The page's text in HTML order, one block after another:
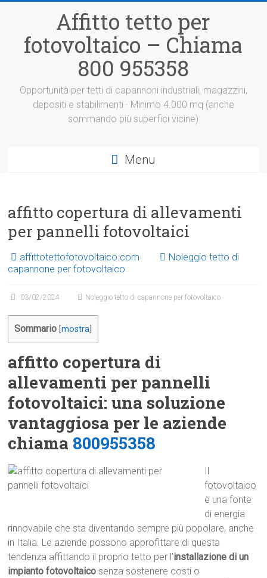
Affitto tetto per
fotovoltaico – Chiama
800 955358
Opportunità per tetti di capannoni industriali, magazzini,
depositi e stabilimenti · Minimo 4.000 mq (anche
sommando più superfici vicine)
Menu
affitto copertura di allevamenti
per pannelli fotovoltaici
affittotettofotovoltaico.com
Noleggio tetto di
capannone per fotovoltaico
03/02/2024 Noleggio tetto di capannone per fotovoltaico
Sommario [mostra
affitto copertura di
allevamenti per pannelli
fotovoltaici: una soluzione
vantaggiosa per le aziende
chiama 800955358
fotovoltaico
è una fonte
di energia
rinnovabile che sta diventando sempre più popolare, anche
in Italia. Le aziende possono approfittare di questa
tendenza affittando il proprio tetto per l’installazione di un
impianto fotovoltaico senza sostenere costi o